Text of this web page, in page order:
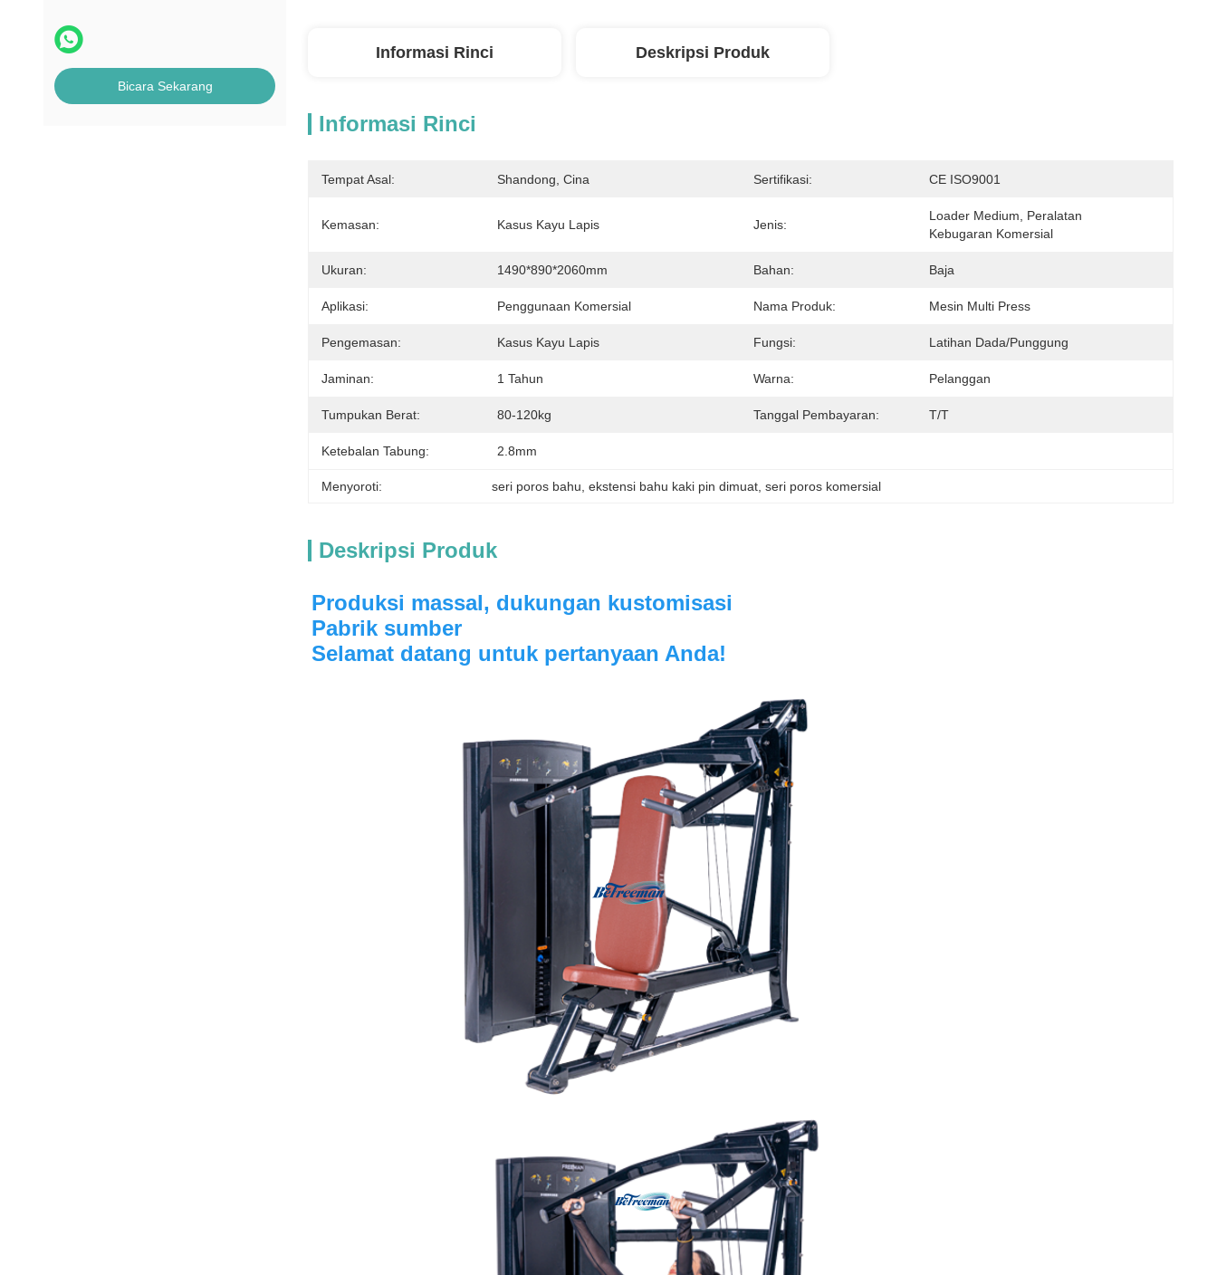
Bicara Sekarang
Informasi Rinci Deskripsi Produk
Informasi Rinci
Tempat Asal: Shandong, Cina Sertifikasi: CE ISO9001
Kemasan: Kasus Kayu Lapis Jenis:
Loader Medium, Peralatan
Kebugaran Komersial
Ukuran: 1490*890*2060mm Bahan: Baja
Aplikasi: Penggunaan Komersial Nama Produk: Mesin Multi Press
Pengemasan: Kasus Kayu Lapis Fungsi: Latihan Dada/punggung
Jaminan: 1 Tahun Warna: Pelanggan
Tumpukan Berat: 80-120kg Tanggal Pembayaran: T/T
Ketebalan Tabung: 2.8mm
Menyoroti: seri poros bahu , ekstensi bahu kaki pin dimuat , seri poros komersial
Deskripsi Produk
Produksi massal, dukungan kustomisasi
Pabrik sumber
Selamat datang untuk pertanyaan Anda!